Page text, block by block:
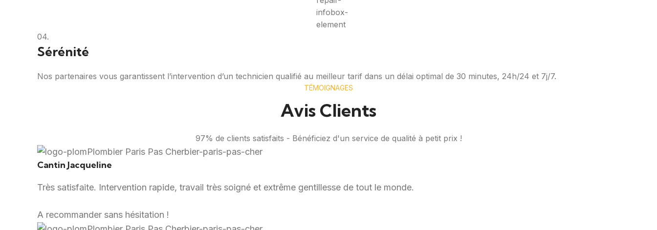
04.
Sérénité
Nos partenaires vous garantissent l’intervention d’un technicien qualifié au meilleur tarif dans un délai optimal de 30 minutes, 24h/24 et 7j/7.
TÉMOIGNAGES
Avis Clients
97% de clients satisfaits - Bénéficiez d'un service de qualité à petit prix !
Cantin Jacqueline
Très satisfaite. Intervention rapide, travail très soigné et extrême gentillesse de tout le monde.
A recommander sans hésitation !